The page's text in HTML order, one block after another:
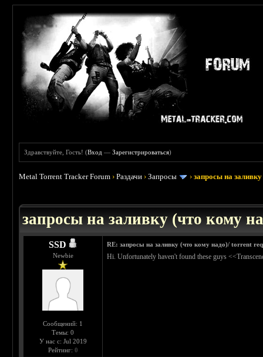
Здравствуйте, Гость! (Вход —Зарегистрироваться)
Metal Torrent Tracker Forum ›Раздачи ›Запросы ›запросы на
запросы на заливку (что кому
SSD
Newbie
Сообщений: 1
Темы: 0
У нас с: Jul 2019
Рейтинг: 0
RE: запросы на заливку (что кому надо)/ torrent
Hi. Unfortunately haven't found these guys